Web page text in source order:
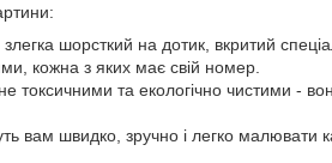
шорсткий на дотик, вкритий
кожна з яких має свій номер.
та екологічно чистими -
вам швидко, зручно і легко малювати